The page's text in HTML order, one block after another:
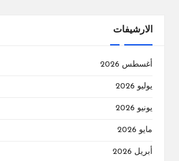
الارشيفات
أغسطس 2026
يوليو 2026
يونيو 2026
مايو 2026
أبريل 2026